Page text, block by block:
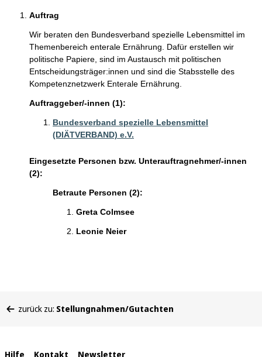
Auftrag
Wir beraten den Bundesverband spezielle Lebensmittel im
Themenbereich enterale Ernährung. Dafür erstellen wir
politische Papiere, sind im Austausch mit politischen
Entscheidungsträger:innen und sind die Stabsstelle des
Kompetenznetzwerk Enterale Ernährung.
Auftraggeber/-innen (1):
Bundesverband spezielle Lebensmittel
(DIÄTVERBAND) e.V.
Eingesetzte Personen bzw. Unterauftragnehmer/-innen
(2):
Betraute Personen (2):
Greta Colmsee
Leonie Neier
befinden
zurück zu: Stellungnahmen/Gutachten
Hilfe Kontakt Newsletter